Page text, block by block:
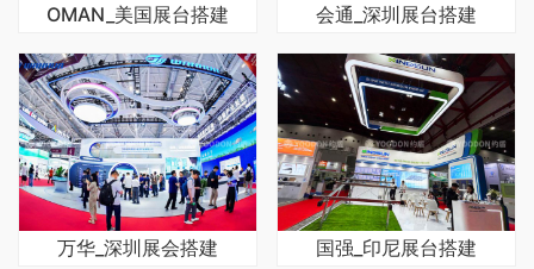
OMAN_美国展台搭建 会通_深圳展台搭建
万华_深圳展会搭建 国强_印尼展台搭建